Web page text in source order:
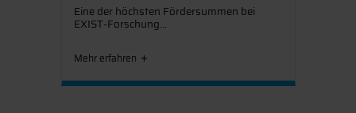
Eine der höchsten Fördersummen bei
EXIST-Forschung...
Mehr erfahren